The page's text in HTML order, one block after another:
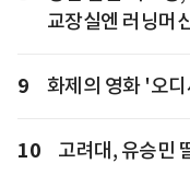
교장실엔 러닝머
9 화제의 영화 '오
10 고려대, 유승민